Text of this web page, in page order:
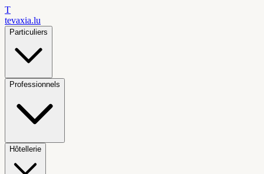
T
tevaxia.lu
Particuliers
Professionnels
Hôtellerie